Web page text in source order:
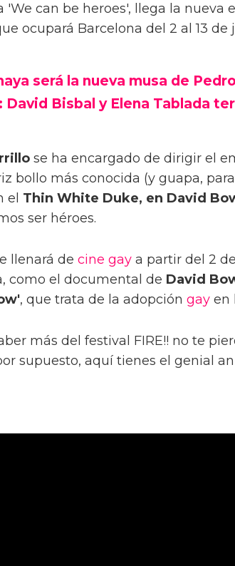
'We can be heroes', llega la nueva
ocupará Barcelona del 2 al 13 de
será la nueva musa de
David Bisbal y Elena Tablada
se ha encargado de dirigir el
bollo más conocida (y guapa,
el Thin White Duke, en David
ser héroes.
llenará de cine gay a partir del 2
como el documental de David
, que trata de la adopción gay en
más del festival FIRE!! no te
supuesto, aquí tienes el genial